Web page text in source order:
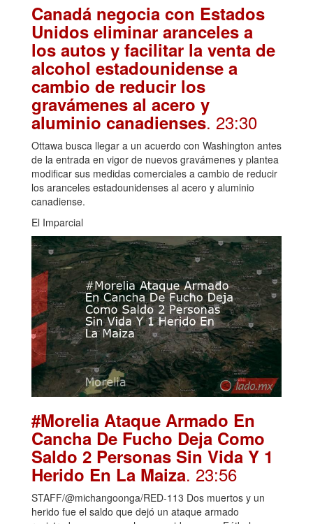
Canadá negocia con Estados
Unidos eliminar aranceles a
los autos y facilitar la venta de
alcohol estadounidense a
cambio de reducir los
gravámenes al acero y
aluminio canadienses. 23:30
Ottawa busca llegar a un acuerdo con Washington antes
de la entrada en vigor de nuevos gravámenes y plantea
modificar sus medidas comerciales a cambio de reducir
los aranceles estadounidenses al acero y aluminio
canadiense.
El Imparcial
#Morelia Ataque Armado En
Cancha De Fucho Deja Como
Saldo 2 Personas Sin Vida Y 1
Herido En La Maiza. 23:56
STAFF/@michangoonga/RED-113 Dos muertos y un
herido fue el saldo que dejó un ataque armado